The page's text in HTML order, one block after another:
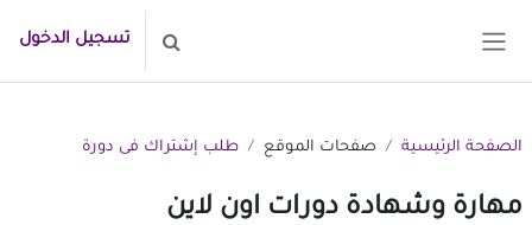
تبديل إدخال البحث
تسجيل الدخول
الصفحة الرئيسية صفحات الموقع طلب إشتراك فى دورة
مهارة وشهادة دورات اون لاين